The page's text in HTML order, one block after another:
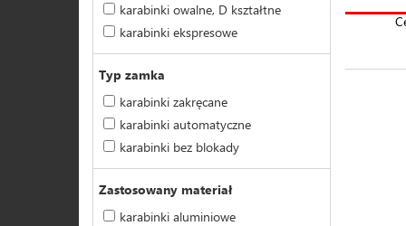
karabinki owalne, D kształtne
karabinki ekspresowe
Typ zamka
karabinki zakręcane
karabinki automatyczne
karabinki bez blokady
Zastosowany materiał
karabinki aluminiowe